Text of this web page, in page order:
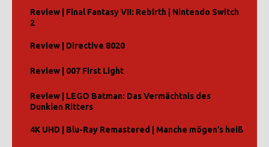
Review | Final Fantasy VII: Rebirth | Nintendo Switch
2
Review | Directive 8020
Review | 007 First Light
Review | LEGO Batman: Das Vermächtnis des
Dunklen Ritters
4K UHD | Blu-Ray Remastered | Manche mögen’s heiß